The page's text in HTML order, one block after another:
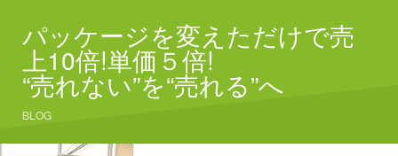
パッケージを変えただけで売
上10倍!単価５倍!
“売れない”を“売れる”へ
BLOG